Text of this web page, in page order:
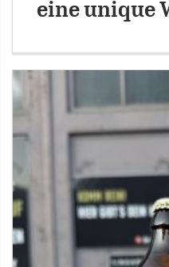
eine unique